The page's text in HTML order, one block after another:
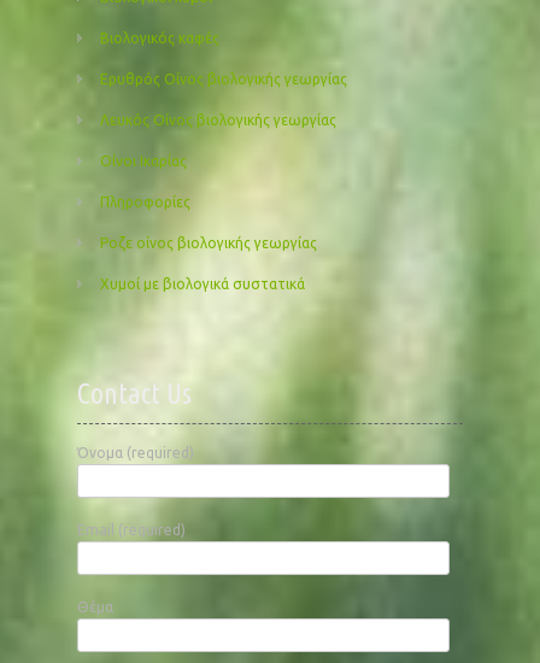
Βιολογικός καφές
Ερυθρός Οίνος βιολογικής γεωργίας
Λευκός Οίνος βιολογικής γεωργίας
Οίνοι Ικαρίας
Πληροφορίες
Ροζε οίνος βιολογικής γεωργίας
Χυμοί με βιολογικά συστατικά
Contact Us
Όνομα (required)
Email (required)
Θέμα